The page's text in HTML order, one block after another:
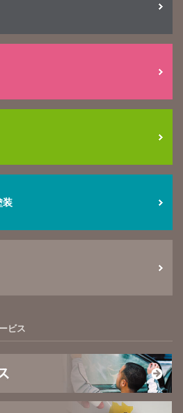
装
ビス